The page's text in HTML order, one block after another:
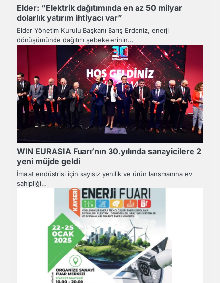
Elder: “Elektrik dağıtımında en az 50 milyar
dolarlık yatırım ihtiyacı var”
Elder Yönetim Kurulu Başkanı Barış Erdeniz, enerji
dönüşümünde dağıtım şebekelerinin…
WIN EURASIA Fuarı’nın 30.yılında sanayicilere 2
yeni müjde geldi
İmalat endüstrisi için sayısız yenilik ve ürün lansmanına ev
sahipliği…